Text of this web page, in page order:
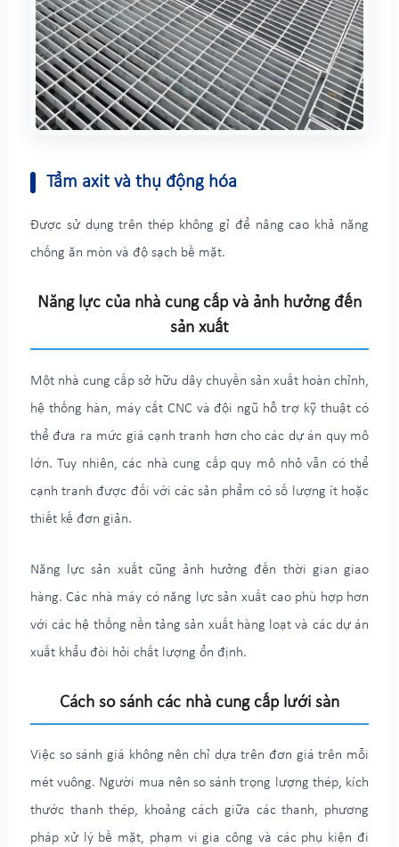
Tẩm axit và thụ động hóa
Được sử dụng trên thép không gỉ để nâng cao khả năng
chống ăn mòn và độ sạch bề mặt.
Năng lực của nhà cung cấp và ảnh hưởng đến
sản xuất
Một nhà cung cấp sở hữu dây chuyền sản xuất hoàn chỉnh,
hệ thống hàn, máy cắt CNC và đội ngũ hỗ trợ kỹ thuật có
thể đưa ra mức giá cạnh tranh hơn cho các dự án quy mô
lớn. Tuy nhiên, các nhà cung cấp quy mô nhỏ vẫn có thể
cạnh tranh được đối với các sản phẩm có số lượng ít hoặc
thiết kế đơn giản.
Năng lực sản xuất cũng ảnh hưởng đến thời gian giao
hàng. Các nhà máy có năng lực sản xuất cao phù hợp hơn
với các hệ thống nền tảng sản xuất hàng loạt và các dự án
xuất khẩu đòi hỏi chất lượng ổn định.
Cách so sánh các nhà cung cấp lưới sàn
Việc so sánh giá không nên chỉ dựa trên đơn giá trên mỗi
mét vuông. Người mua nên so sánh trọng lượng thép, kích
thước thanh thép, khoảng cách giữa các thanh, phương
pháp xử lý bề mặt, phạm vi gia công và các phụ kiện đi